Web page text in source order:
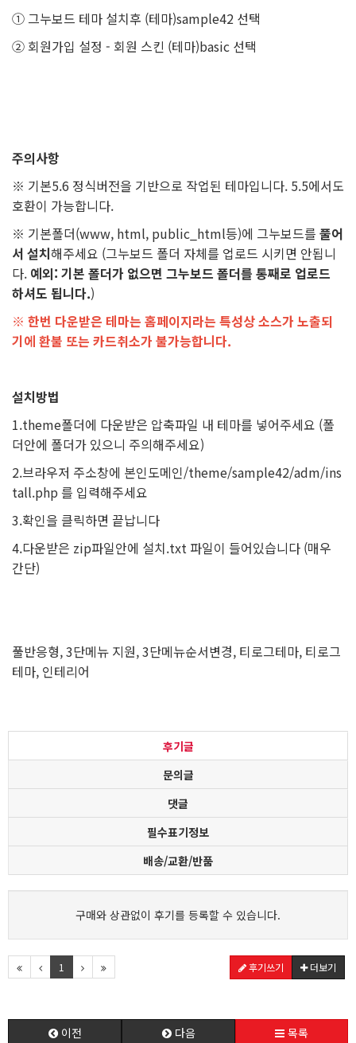
① 그누보드 테마 설치후 (테마)sample42 선택
② 회원가입 설정 - 회원 스킨 (테마)basic 선택
주의사항
※ 기본5.6 정식버전을 기반으로 작업된 테마입니다. 5.5에서도
호환이 가능합니다.
※ 기본폴더(www, html, public_html등)에 그누보드를 풀어
서 설치해주세요 (그누보드 폴더 자체를 업로드 시키면 안됩니
다. 예외: 기본 폴더가 없으면 그누보드 폴더를 통째로 업로드
하셔도 됩니다.)
※ 한번 다운받은 테마는 홈페이지라는 특성상 소스가 노출되
기에 환불 또는 카드취소가 불가능합니다.
설치방법
1.theme폴더에 다운받은 압축파일 내 테마를 넣어주세요 (폴
더안에 폴더가 있으니 주의해주세요)
2.브라우저 주소창에 본인도메인/theme/sample42/adm/ins
tall.php 를 입력해주세요
3.확인을 클릭하면 끝납니다
4.다운받은 zip파일안에 설치.txt 파일이 들어있습니다 (매우
간단)
풀반응형, 3단메뉴 지원, 3단메뉴순서변경, 티로그테마, 티로그
테마, 인테리어
후기글
문의글
댓글
필수표기정보
배송/교환/반품
구매와 상관없이 후기를 등록할 수 있습니다.
1 후기쓰기 더보기
이전 다음 목록